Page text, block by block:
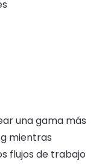
una gama más
mientras
flujos de trabajo